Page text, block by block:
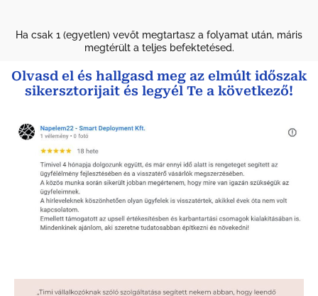
Ha csak 1 (egyetlen) vevőt megtartasz a folyamat után, máris
megtérült a teljes befektetésed.
Olvasd el és hallgasd meg az elmúlt időszak
sikersztorijait és legyél Te a következő!